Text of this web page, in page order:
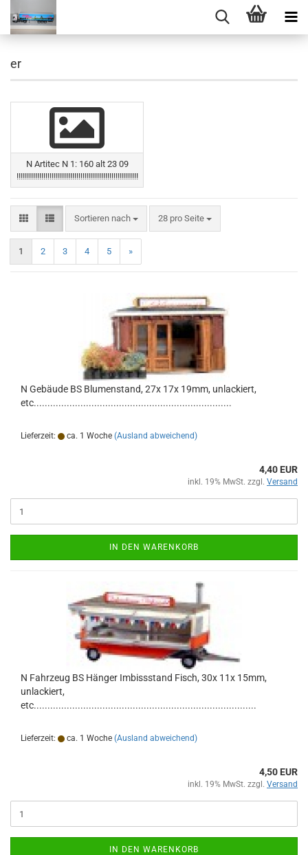
er
N Artitec N 1: 160 alt 23 09
!!!!!!!!!!!!!!!!!!!!!!!!!!!!!!!!!!!!!!!!!!!!!!!!!!!!!!!!!!!
Sortieren nach
Sortieren nach 28 pro Seite
pro Seite
1 2 3 4 5 »
N Gebäude BS Blumenstand, 27x 17x 19mm, unlackiert,
etc........................................................................
Lieferzeit: ca. 1 Woche (Ausland abweichend)
4,40 EUR
inkl. 19% MwSt. zzgl. Versand
IN DEN WARENKORB
N Fahrzeug BS Hänger Imbissstand Fisch, 30x 11x 15mm,
unlackiert,
etc.................................................................................
Lieferzeit: ca. 1 Woche (Ausland abweichend)
4,50 EUR
inkl. 19% MwSt. zzgl. Versand
IN DEN WARENKORB